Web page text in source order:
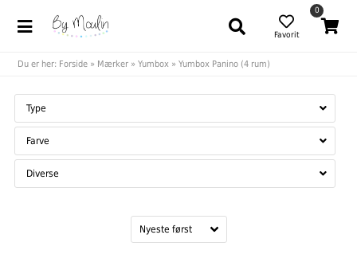
Favorit
0
Du er her: Forside » Mærker »Yumbox »Yumbox Panino (4 rum)
Type
Farve
Diverse